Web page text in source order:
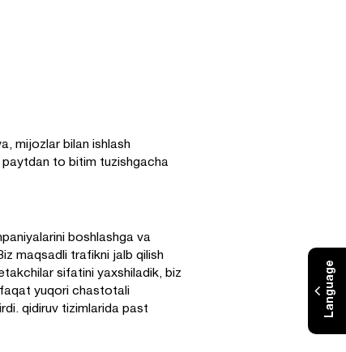
Language
mijozlar bilan ishlash
to bitim tuzishgacha
boshlashga va
maqsadli trafikni jalb qilish
sifatini yaxshiladik, biz
yuqori chastotali
qidiruv tizimlarida past